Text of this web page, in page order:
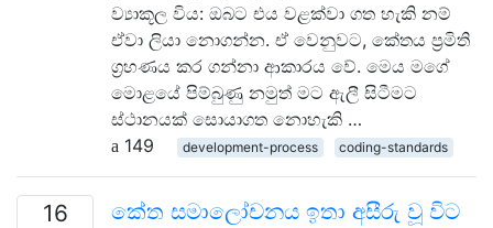
ව්‍යාකූල විය: ඔබට එය වළක්වා ගත හැකි නම්
ඒවා ලියා නොගන්න. ඒ වෙනුවට, කේතය ප්‍රමිති
ග්‍රහණය කර ගන්නා ආකාරය වේ. මෙය මගේ
මොළයේ පිම්බුණු නමුත් මට ඇලී සිටීමට
ස්ථානයක් සොයාගත නොහැකි …
149
development-process coding-standards
16
කේත සමාලෝචනය ඉතා අසීරු වූ විට